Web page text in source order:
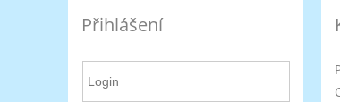
Přihlášení